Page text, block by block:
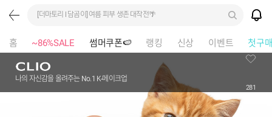
[더마토리 l 담곰이] 여름 피부 생존 대작전🌴
홈 ~86%SALE 썸머쿠폰🍉 랭킹 신상 이벤트 첫구
나의 자신감을 올려주는 No.1 K-메이크업
281